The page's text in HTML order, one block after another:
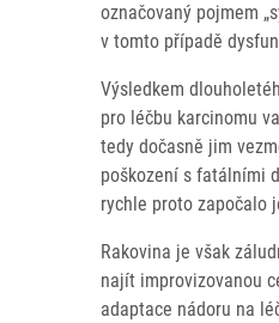
označovaný pojmem
v tomto případě
Výsledkem
pro léčbu karcinomu
tedy dočasně jim
poškození s fatálními
rychle proto započalo
Rakovina je však
najít improvizovanou
adaptace nádoru na